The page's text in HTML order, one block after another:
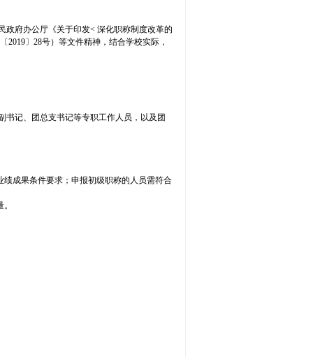
政府办公厅《关于印发< 深化职称制度改革的
〕28号）等文件精神，结合学校实际，
书记、团总支书记等专职工作人员，以及团
成果条件要求；申报初级职称的人员需符合